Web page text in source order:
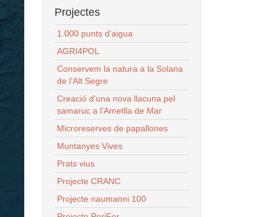
Projectes
1.000 punts d'aigua
AGRI4POL
Conservem la natura a la Solana
de l'Alt Segre
Creació d'una nova llacuna pel
samaruc a l'Ametlla de Mar
Microreserves de papallones
Muntanyes Vives
Prats vius
Projecte CRANC
Projecte naumanni 100